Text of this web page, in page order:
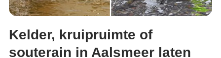
Kelder, kruipruimte of
souterain in Aalsmeer laten